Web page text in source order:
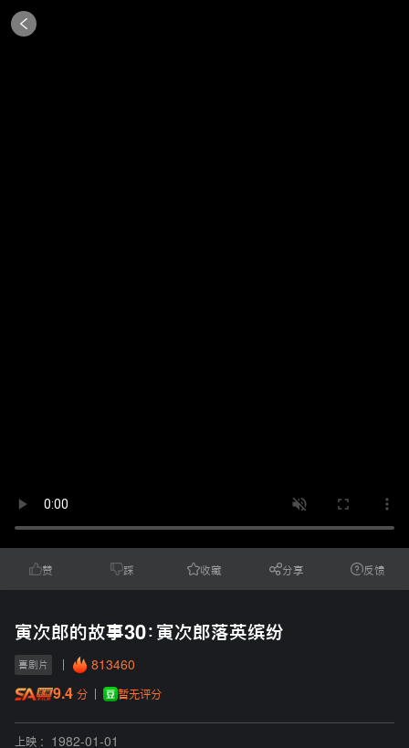
赞 踩 收藏 分享 反馈
寅次郎的故事30：寅次郎落英缤纷
喜剧片 813460
9.4 分 暂无评分
上映 :
1982-01-01